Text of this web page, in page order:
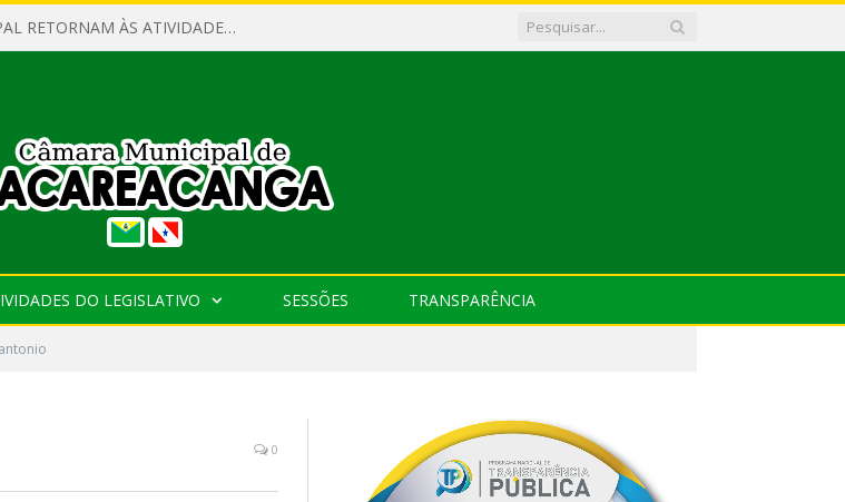
SERVIDORES DA CÂMARA MUNICIPAL RETORNAM ÀS ATIVIDADES APÓS O RECESSO PARLAMENTAR
DO LEGISLATIVO SESSÕES TRANSPARÊNCIA
antonio
0